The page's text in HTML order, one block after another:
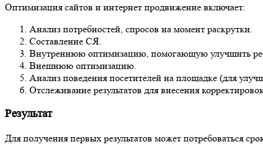
Оптимизация сайтов и интернет продвижение включает:
Анализ потребностей, спросов на момент раскрутки.
Составление СЯ.
Внутреннюю оптимизацию, помогающую улучшить
Внешнюю оптимизацию.
Анализ поведения посетителей на площадке (для
Отслеживание результатов для внесения
Результат
Для получения первых результатов может потребоваться